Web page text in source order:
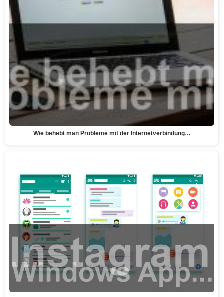
Wie behebt man Probleme mit der Internetverbindung…